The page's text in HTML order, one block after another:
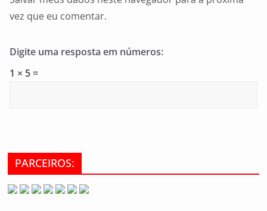
vez que eu comentar.
Digite uma resposta em números:
1 × 5 =
PARCEIROS: